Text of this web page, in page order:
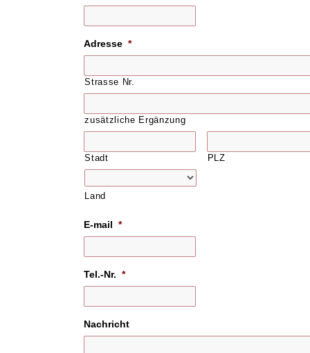
Adresse *
Strasse Nr.
zusätzliche Ergänzung
Stadt PLZ
Land
E-mail *
Tel.-Nr. *
Nachricht